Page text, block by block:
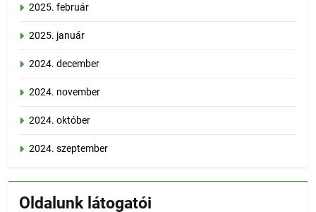
2025. február
2025. január
2024. december
2024. november
2024. október
2024. szeptember
Oldalunk látogatói